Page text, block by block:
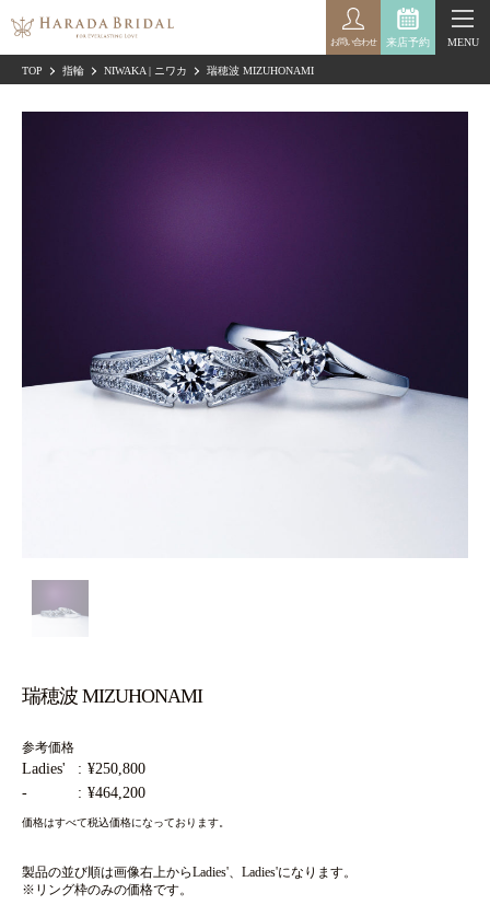
来店予約
お問い合わせ MENU
TOP 指輪 NIWAKA | ニワカ 瑞穂波 MIZUHONAMI
瑞穂波 MIZUHONAMI
参考価格
Ladies'
¥250,800
-
¥464,200
価格はすべて税込価格になっております。
製品の並び順は画像右上からLadies'、Ladies'になります。
※リング枠のみの価格です。